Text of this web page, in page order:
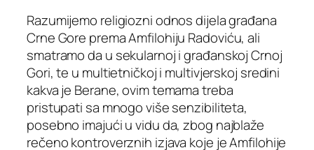
Razumijemo religiozni odnos dijela građana
Crne Gore prema Amfilohiju Radoviću, ali
smatramo da u sekularnoj i građanskoj Crnoj
Gori, te u multietničkoj i multivjerskoj sredini
kakva je Berane, ovim temama treba
pristupati sa mnogo više senzibiliteta,
posebno imajući u vidu da, zbog najblaže
rečeno kontroverznih izjava koje je Amfilohije